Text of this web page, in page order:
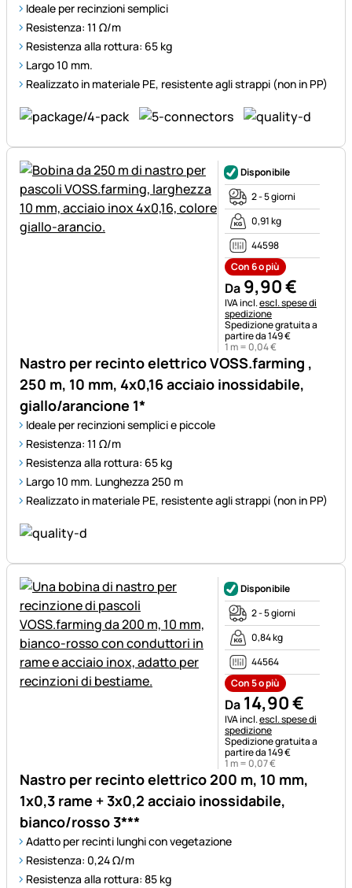
Ideale per recinzioni semplici
Resistenza: 11 Ω/m
Resistenza alla rottura: 65 kg
Largo 10 mm.
Realizzato in materiale PE, resistente agli strappi (non in PP)
Nastro per recinto elettrico VOSS.farming ,
250 m, 10 mm, 4x0,16 acciaio inossidabile,
giallo/arancione 1*
Ideale per recinzioni semplici e piccole
Resistenza: 11 Ω/m
Resistenza alla rottura: 65 kg
Largo 10 mm. Lunghezza 250 m
Realizzato in materiale PE, resistente agli strappi (non in PP)
Disponibile
2 - 5 giorni
0,91 kg
44598
Con 6 o più
Da 9,90€
Informazioni fiscali:
IVA incl.escl. spese di
spedizione
Spedizione gratuita a
partire da 149 €
1 m = 0,04€
Nastro per recinto elettrico 200 m, 10 mm,
1x0,3 rame + 3x0,2 acciaio inossidabile,
bianco/rosso 3***
Adatto per recinti lunghi con vegetazione
Resistenza: 0,24 Ω/m
Resistenza alla rottura: 85 kg
Disponibile
2 - 5 giorni
0,84 kg
44564
Con 5 o più
Da 14,90€
Informazioni fiscali:
IVA incl.escl. spese di
spedizione
Spedizione gratuita a
partire da 149 €
1 m = 0,07€